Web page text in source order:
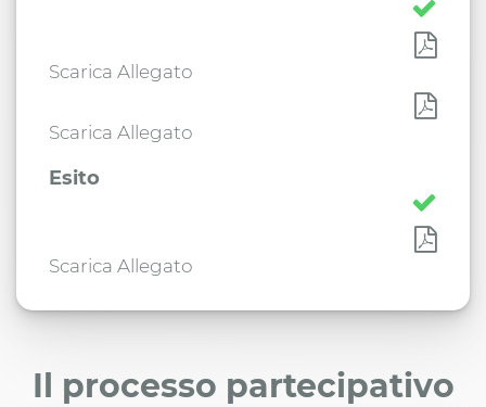
Scarica Allegato
Scarica Allegato
Esito
Scarica Allegato
Il processo partecipativo